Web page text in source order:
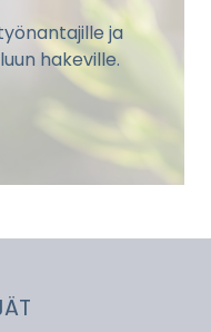
ja
hakeville.